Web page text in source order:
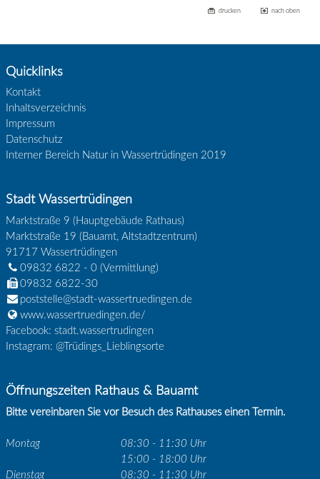
drucken nach oben
Quicklinks
Kontakt
Inhaltsverzeichnis
Impressum
Datenschutz
Interner Bereich Natur in Wassertrüdingen 2019
Stadt Wassertrüdingen
Marktstraße 9 (Hauptgebäude Rathaus)
Marktstraße 19 (Bauamt, Altstadtzentrum)
91717 Wassertrüdingen
09832 6822 - 0(Vermittlung)
09832 6822-30
poststelle@stadt-wassertruedingen.de
www.wassertruedingen.de/
Facebook: stadt.wassertrudingen
Instagram: @Trüdings_Lieblingsorte
Öffnungszeiten Rathaus & Bauamt
Bitte vereinbaren Sie vor Besuch des Rathauses einen Termin.
Montag
08:30 - 11:30 Uhr
15:00 - 18:00 Uhr
Dienstag
08:30 - 11:30 Uhr